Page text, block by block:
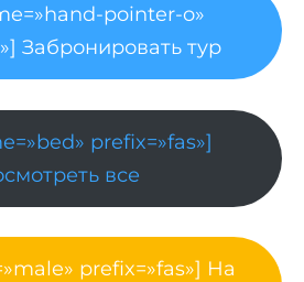
pointer-o»
Забронировать тур
prefix=»fas»]
все
prefix=»fas»] На